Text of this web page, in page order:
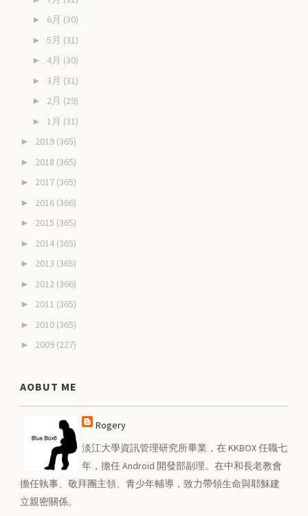
► 6月 (30)
► 5月 (31)
► 4月 (30)
► 3月 (31)
► 2月 (29)
► 1月 (31)
► 2019 (365)
► 2018 (365)
► 2017 (365)
► 2016 (366)
► 2015 (365)
► 2014 (365)
► 2013 (365)
► 2012 (366)
► 2011 (365)
► 2010 (365)
► 2009 (227)
AOBUT ME
Rogery
淡江大學資訊管理研究所畢業，在 KKBOX 任職七
年，擔任 Android 開發部副理。在中和長老教會
擔任執事、敬拜團主領、青少年輔導，致力帶領生命與耶穌建
立親密關係。